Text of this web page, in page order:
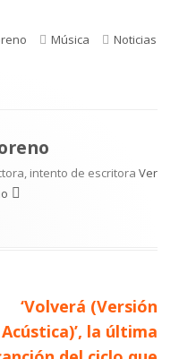
Categorías
Música Etiquetas
Noticias
intento de escritora Ver
Artículo
siguiente
‘Volverá (Versión
Acústica)’, la última